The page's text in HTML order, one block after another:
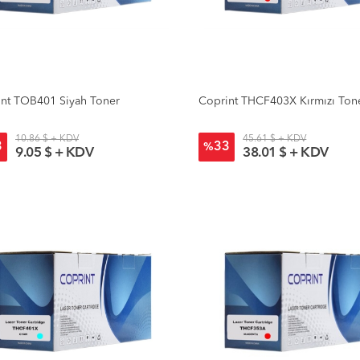
TOB401 Siyah Toner
10.86 $ + KDV
9.05 $ + KDV
Coprint THCF403X Kırmızı
%33
45.61 $ + KDV
38.01 $ + KDV